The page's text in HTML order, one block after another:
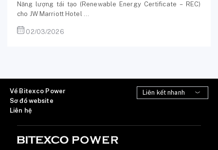
Năng lượng tái tạo (Renewable Energy Certificate – REC)
cho JW Marriott Hotel ...
02/03/2026
Về Bitexco Power
Sơ đồ website
Liên hệ